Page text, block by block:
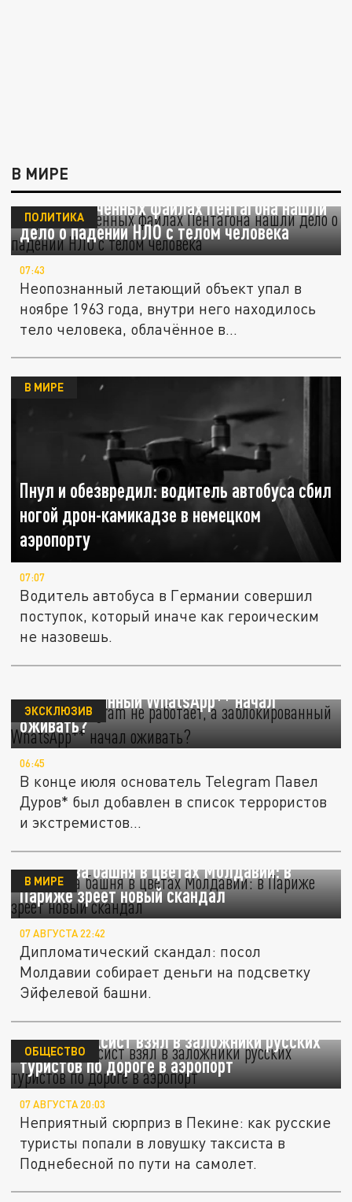
В МИРЕ
В рассекреченных файлах Пентагона нашли
дело о падении НЛО с телом человека
ПОЛИТИКА
07:43
Неопознанный летающий объект упал в
ноябре 1963 года, внутри него находилось
тело человека, облачённое в...
Пнул и обезвредил: водитель автобуса сбил
ногой дрон-камикадзе в немецком
аэропорту
В МИРЕ
07:07
Водитель автобуса в Германии совершил
поступок, который иначе как героическим
не назовешь.
заблокированный WhatsApp** начал
оживать?
ЭКСКЛЮЗИВ
06:45
В конце июля основатель Telegram Павел
Дуров* был добавлен в список террористов
и экстремистов...
Эйфелева башня в цветах Молдавии: в
Париже зреет новый скандал
В МИРЕ
07 АВГУСТА 22:42
Дипломатический скандал: посол
Молдавии собирает деньги на подсветку
Эйфелевой башни.
В Китае таксист взял в заложники русских
туристов по дороге в аэропорт
ОБЩЕСТВО
07 АВГУСТА 20:03
Неприятный сюрприз в Пекине: как русские
туристы попали в ловушку таксиста в
Поднебесной по пути на самолет.